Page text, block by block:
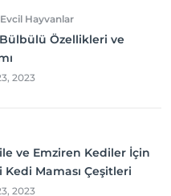
Hayvanlar
Özellikleri ve
2023
ve Emziren Kediler İçin
Kedi Maması Çeşitleri
2023